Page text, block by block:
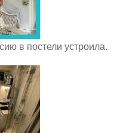
в постели устроила.